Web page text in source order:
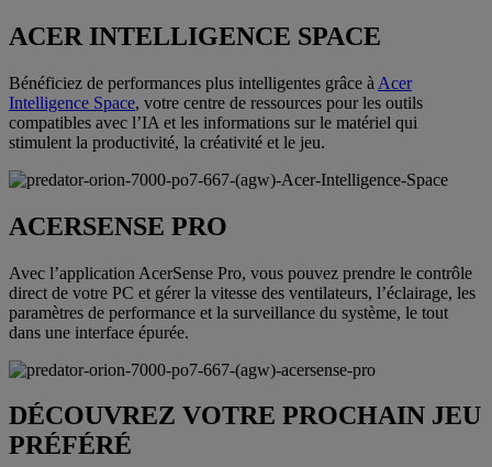
ACER INTELLIGENCE SPACE
Bénéficiez de performances plus intelligentes grâce à Acer
Intelligence Space, votre centre de ressources pour les outils
compatibles avec l’IA et les informations sur le matériel qui
stimulent la productivité, la créativité et le jeu.
ACERSENSE PRO
Avec l’application AcerSense Pro, vous pouvez prendre le contrôle
direct de votre PC et gérer la vitesse des ventilateurs, l’éclairage, les
paramètres de performance et la surveillance du système, le tout
dans une interface épurée.
DÉCOUVREZ VOTRE PROCHAIN JEU
PRÉFÉRÉ